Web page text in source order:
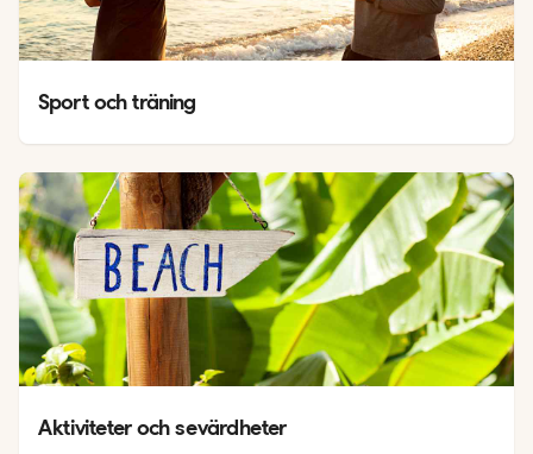
Sport och träning
Aktiviteter och sevärdheter